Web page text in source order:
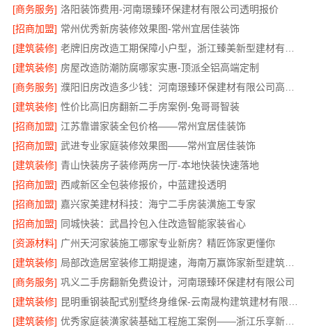
[商务服务] 洛阳装饰费用-河南璟臻环保建材有限公司透明报价
[招商加盟] 常州优秀新房装修效果图-常州宜居佳装饰
[建筑装修]
[建筑装修] 房屋改造防潮防腐哪家实惠-顶派全铝高端定制
[商务服务]
[建筑装修] 性价比高旧房翻新二手房案例-兔哥哥智装
[招商加盟] 江苏靠谱家装全包价格——常州宜居佳装饰
[招商加盟] 武进专业家庭装修效果图——常州宜居佳装饰
[建筑装修] 青山快装房子装修两房一厅-本地快装快速落地
[招商加盟] 西咸新区全包装修报价，中蓝建投透明
[招商加盟] 嘉兴家美建材科技：海宁二手房装潢施工专家
[招商加盟] 同城快装：武昌拎包入住改造智能家装省心
[资源材料] 广州天河家装施工哪家专业新房？精匠饰家更懂你
[建筑装修]
局部改造居室装修工期提速，海南万赢饰家新型建筑材料有限公高效交付
[商务服务] 巩义二手房翻新免费设计，河南璟臻环保建材有限公司
[建筑装修]
[建筑装修]
优秀家庭装潢家装基础工程施工案例——浙江乐享新材料